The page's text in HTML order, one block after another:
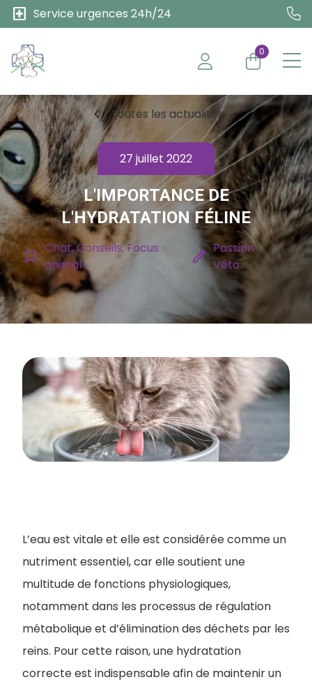
local_hospital Service urgences 24h/24
0
chevron_left Toutes les actualités
27 juillet 2022
L'IMPORTANCE DE
L'HYDRATATION FÉLINE
bookmark_border Chat, Conseils, Focus
animal
edit Passion
Véto
L’eau est vitale et elle est considérée comme un
nutriment essentiel, car elle soutient une
multitude de fonctions physiologiques,
notamment dans les processus de régulation
métabolique et d’élimination des déchets par les
reins. Pour cette raison, une hydratation
correcte est indispensable afin de maintenir un